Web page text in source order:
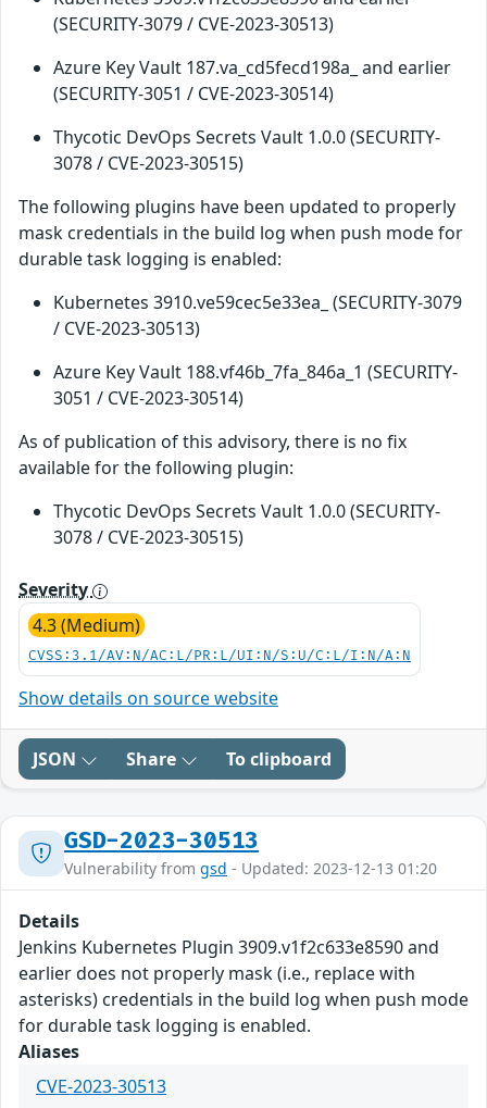
(SECURITY-3079 / CVE-2023-30513)
Azure Key Vault 187.va_cd5fecd198a_ and earlier
(SECURITY-3051 / CVE-2023-30514)
Thycotic DevOps Secrets Vault 1.0.0 (SECURITY-
3078 / CVE-2023-30515)
The following plugins have been updated to properly
mask credentials in the build log when push mode for
durable task logging is enabled:
Kubernetes 3910.ve59cec5e33ea_ (SECURITY-3079
/ CVE-2023-30513)
Azure Key Vault 188.vf46b_7fa_846a_1 (SECURITY-
3051 / CVE-2023-30514)
As of publication of this advisory, there is no fix
available for the following plugin:
Thycotic DevOps Secrets Vault 1.0.0 (SECURITY-
3078 / CVE-2023-30515)
Severity
4.3 (Medium)
CVSS:3.1/AV:N/AC:L/PR:L/UI:N/S:U/C:L/I:N/A:N
Show details on source website
JSON Share To clipboard
GSD-2023-30513
Vulnerability from gsd - Updated: 2023-12-13 01:20
Details
Jenkins Kubernetes Plugin 3909.v1f2c633e8590 and
earlier does not properly mask (i.e., replace with
asterisks) credentials in the build log when push mode
for durable task logging is enabled.
Aliases
CVE-2023-30513